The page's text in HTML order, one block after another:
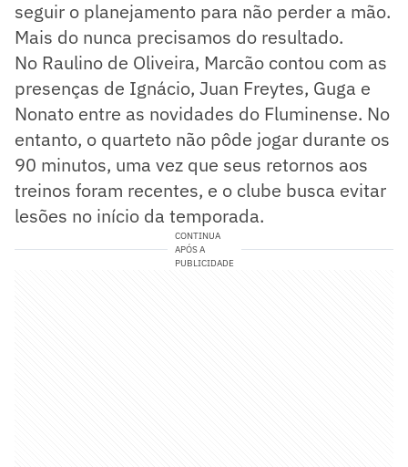
seguir o planejamento para não perder a mão.
Mais do nunca precisamos do resultado.
No Raulino de Oliveira, Marcão contou com as
presenças de Ignácio, Juan Freytes, Guga e
Nonato entre as novidades do Fluminense. No
entanto, o quarteto não pôde jogar durante os
90 minutos, uma vez que seus retornos aos
treinos foram recentes, e o clube busca evitar
lesões no início da temporada.
CONTINUA
APÓS A
PUBLICIDADE